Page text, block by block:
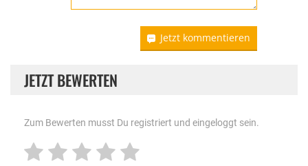
Jetzt kommentieren
JETZT BEWERTEN
Zum Bewerten musst Du registriert und eingeloggt sein.